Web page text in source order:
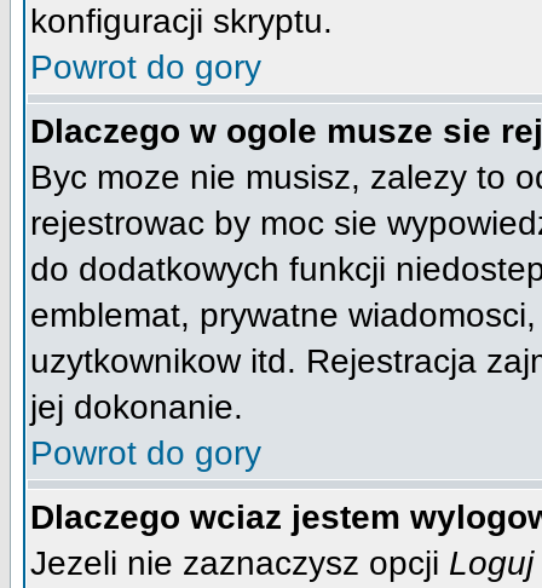
konfiguracji skryptu.
Powrot do gory
Dlaczego w ogole musze sie
Byc moze nie musisz, zalezy to
rejestrowac by moc sie
do dodatkowych funkcji
emblemat, prywatne
uzytkownikow itd. Rejestracja
jej dokonanie.
Powrot do gory
Dlaczego wciaz jestem
Jezeli nie zaznaczysz opcji